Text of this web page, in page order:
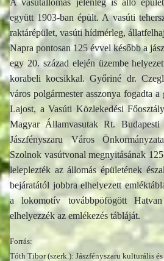
A vasútállomás jelenleg is álló
együtt 1903-ban épült. A vasúti
raktárépület, vasúti hídmérleg,
Napra pontosan 125 évvel később a
egy 20. század elején üzembe
korabeli kocsikkal. Győriné dr.
város polgármester asszonya fogadta
Lajost, a Vasúti Közlekedési
Magyar Államvasutak Rt. Budapesti
Jászfényszaru Város
Szolnok vasútvonal megnyitásának
leleplezték az állomás épületének
bejáratától jobbra elhelyezett
a lokomotív továbbpöfögött
elhelyezzék az emlékezés tábláját.
Forrás:
Tóth Tibor (szerk.): Jászfényszaru kulturális